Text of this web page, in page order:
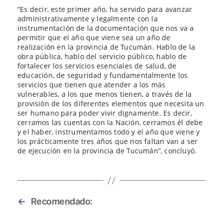
“Es decir, este primer año, ha servido para avanzar
administrativamente y legalmente con la
instrumentación de la documentación que nos va a
permitir que el año que viene sea un año de
realización en la provincia de Tucumán. Hablo de la
obra pública, hablo del servicio público, hablo de
fortalecer los servicios esenciales de salud, de
educación, de seguridad y fundamentalmente los
servicios que tienen que atender a los más
vulnerables, a los que menos tienen, a través de la
provisión de los diferentes elementos que necesita un
ser humano para poder vivir dignamente. Es decir,
cerramos las cuentas con la Nación, cerramos él debe
y el haber, instrumentamos todo y el año que viene y
los prácticamente tres años que nos faltan van a ser
de ejecución en la provincia de Tucumán”, concluyó.
←
Recomendado: